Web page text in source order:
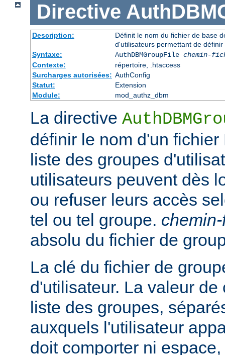
Directive
Description:
Définit le nom du fichier de base
d'utilisateurs permettant de
Syntaxe:
AuthDBMGroupFile chemin-
Contexte:
répertoire, .htaccess
Surcharges autorisées: AuthConfig
Statut:
Extension
Module:
mod_authz_dbm
La directive
définir le nom d'un
liste des groupes
utilisateurs peuvent dès
ou refuser leurs accès
tel ou tel groupe.
absolu du fichier de
La clé du fichier de
d'utilisateur. La valeur
liste des groupes,
auxquels l'utilisateur
doit comporter ni